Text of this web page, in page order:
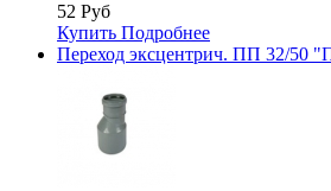
52 Руб
Купить Подробнее
Переход эксцентрич. ПП 32/50